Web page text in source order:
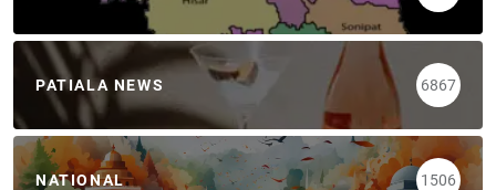
PATIALA NEWS 6867
NATIONAL 1506